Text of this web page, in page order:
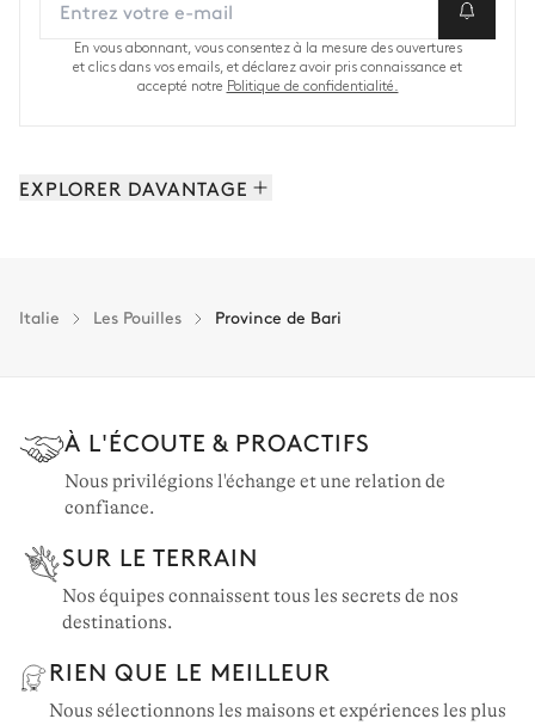
En vous abonnant, vous consentez à la mesure des ouvertures
et clics dans vos emails, et déclarez avoir pris connaissance et
accepté notre Politique de confidentialité.
EXPLORER DAVANTAGE
Les Pouilles: 42 propriétés
Italie Les Pouilles Province de Bari
À L'ÉCOUTE & PROACTIFS
Nous privilégions l'échange et une relation de
confiance.
SUR LE TERRAIN
Nos équipes connaissent tous les secrets de nos
destinations.
RIEN QUE LE MEILLEUR
Nous sélectionnons les maisons et expériences les plus